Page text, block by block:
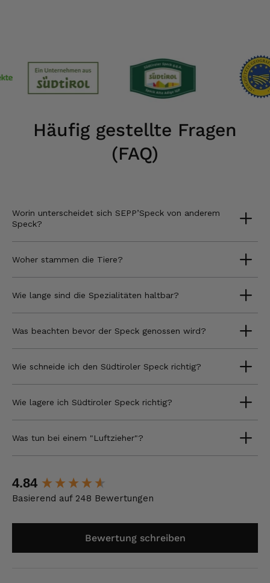
Häufig gestellte Fragen
(FAQ)
Worin unterscheidet sich SEPP’Speck von anderem
Speck?
Woher stammen die Tiere?
Wie lange sind die Spezialitäten haltbar?
Was beachten bevor der Speck genossen wird?
Wie schneide ich den Südtiroler Speck richtig?
Wie lagere ich Südtiroler Speck richtig?
Was tun bei einem "Luftzieher"?
4.84
Basierend auf 248 Bewertungen
Bewertung schreiben
New content loaded